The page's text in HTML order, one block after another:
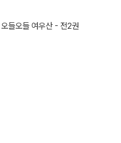
들오들 여우산 - 전2권